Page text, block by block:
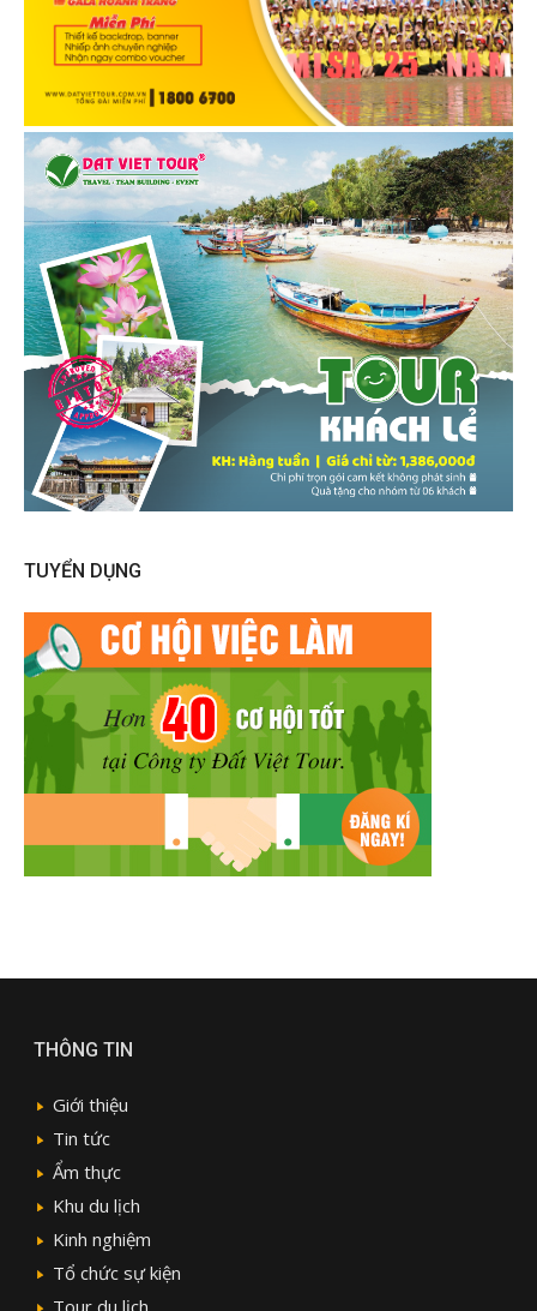
TUYỂN DỤNG
THÔNG TIN
Giới thiệu
Tin tức
Ẩm thực
Khu du lịch
Kinh nghiệm
Tổ chức sự kiện